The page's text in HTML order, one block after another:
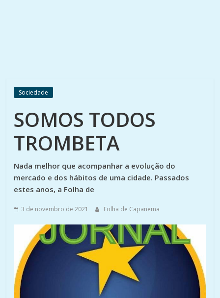
Sociedade
SOMOS TODOS
TROMBETA
Nada melhor que acompanhar a evolução do
mercado e dos hábitos de uma cidade. Passados
estes anos, a Folha de
3 de novembro de 2021 Folha de Capanema